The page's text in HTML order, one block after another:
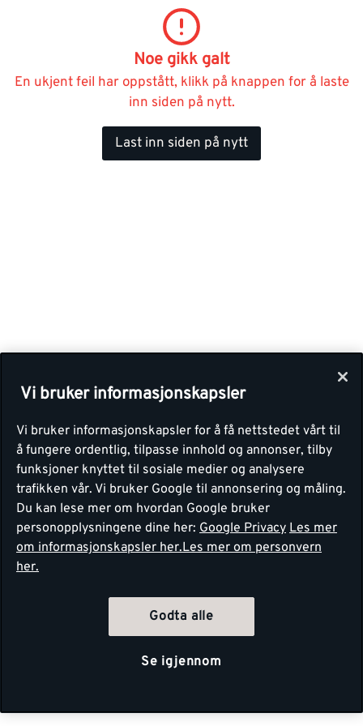
Noe gikk galt
En ukjent feil har oppstått, klikk på knappen for å laste
inn siden på nytt.
Last inn siden på nytt
Vi bruker informasjonskapsler
Vi bruker informasjonskapsler for å få nettstedet vårt til
å fungere ordentlig, tilpasse innhold og annonser, tilby
funksjoner knyttet til sosiale medier og analysere
trafikken vår. Vi bruker Google til annonsering og måling.
Du kan lese mer om hvordan Google bruker
personopplysningene dine her: Google Privacy Les mer
om informasjonskapsler her.Les mer om personvern
her.
Godta alle
Se igjennom